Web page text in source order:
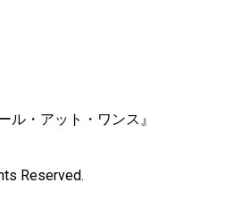
ル・アット・ワンス』
Reserved.